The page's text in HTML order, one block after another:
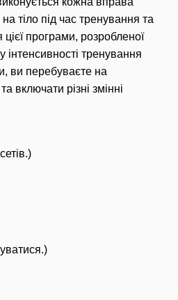
тіло під час тренування та
програми, розробленої
інтенсивності тренування
ви перебуваєте на
включати різні змінні